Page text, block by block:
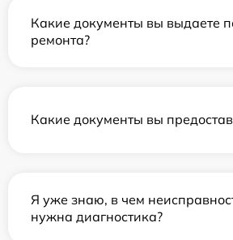
Какие документы вы выдаете
ремонта?
Какие документы вы
Я уже знаю, в чем
нужна диагностика?